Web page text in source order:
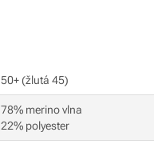
50+ (žlutá 45)
78% merino vlna
22% polyester